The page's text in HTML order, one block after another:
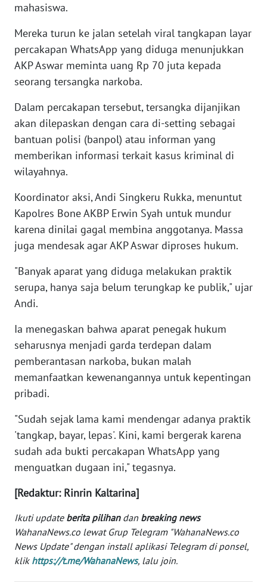
mahasiswa.
Mereka turun ke jalan setelah viral tangkapan layar
percakapan WhatsApp yang diduga menunjukkan
AKP Aswar meminta uang Rp 70 juta kepada
seorang tersangka narkoba.
Dalam percakapan tersebut, tersangka dijanjikan
akan dilepaskan dengan cara di-setting sebagai
bantuan polisi (banpol) atau informan yang
memberikan informasi terkait kasus kriminal di
wilayahnya.
Koordinator aksi, Andi Singkeru Rukka, menuntut
Kapolres Bone AKBP Erwin Syah untuk mundur
karena dinilai gagal membina anggotanya. Massa
juga mendesak agar AKP Aswar diproses hukum.
"Banyak aparat yang diduga melakukan praktik
serupa, hanya saja belum terungkap ke publik," ujar
Andi.
Ia menegaskan bahwa aparat penegak hukum
seharusnya menjadi garda terdepan dalam
pemberantasan narkoba, bukan malah
memanfaatkan kewenangannya untuk kepentingan
pribadi.
"Sudah sejak lama kami mendengar adanya praktik
'tangkap, bayar, lepas'. Kini, kami bergerak karena
sudah ada bukti percakapan WhatsApp yang
menguatkan dugaan ini," tegasnya.
[Redaktur: Rinrin Kaltarina]
Ikuti update berita pilihandan breaking news
WahanaNews.co lewat Grup Telegram "WahanaNews.co
News Update" dengan install aplikasi Telegram di ponsel,
klik https://t.me/WahanaNews, lalu join.
WN
BANTEN
WN
NTT
WN
KEPRI
PAPUA
WN
PAPUA
WN
RIAU
WN
SERAMBI
WN
JAMBI
WN
SULTRA
WN
SULTENG
WN
SULBAR